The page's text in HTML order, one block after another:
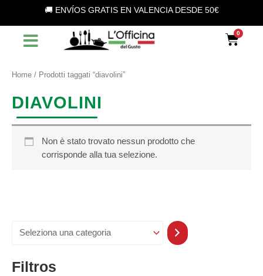
contenuto
🚚 ENVÍOS GRATIS EN VALENCIA DESDE 50€
l
o
u
a
Filtros
Home / Prodotti taggati “diavolini”
DIAVOLINI
Non è stato trovato nessun prodotto che
corrisponde alla tua selezione.